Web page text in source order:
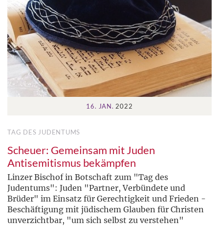
16. JAN. 2022
TAG DES JUDENTUMS
Scheuer: Gemeinsam mit Juden
Antisemitismus bekämpfen
Linzer Bischof in Botschaft zum "Tag des
Judentums": Juden "Partner, Verbündete und
Brüder" im Einsatz für Gerechtigkeit und Frieden -
Beschäftigung mit jüdischem Glauben für Christen
unverzichtbar, "um sich selbst zu verstehen"